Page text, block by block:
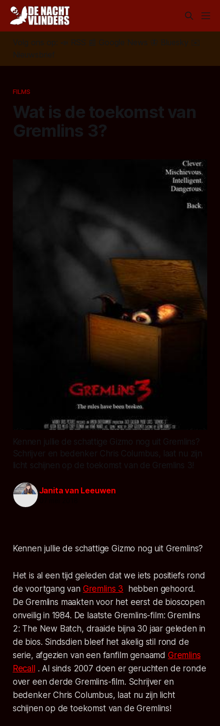
Volg ons op: 📣 RSS 📰 Google News 🦋 Bluesky
✉️
Nieuwsbrief
FILMS
Wat is de toekomst van
Gremlins 3?
Kennen jullie de schattige Gizmo nog uit Gremlins?
Schrijver en bedenker Chris Columbus, laat nu zijn
licht schijnen op de toekomst van de Gremlins 3!
Janita van Leeuwen
Kennen jullie de schattige Gizmo nog uit Gremlins?
Het is al een tijd geleden dat we iets positiefs rond
de voortgang van Gremlins 3 hebben gehoord.
DeGremlins maakten voor het eerst de bioscopen
onveilig in 1984. De laatste Gremlins-film:Gremlins
2: The New Batch, draaide bijna 30 jaar geleden in
de bios. Sindsdien bleef het akelig stil rond de
serie, afgezien van een fanfilm genaamd Gremlins
Recall. Al sinds 2007 doen er geruchten de ronde
over een derde Gremlins-film. Schrijver en
bedenker Chris Columbus, laat nu zijn licht
schijnen op de toekomst van de Gremlins!